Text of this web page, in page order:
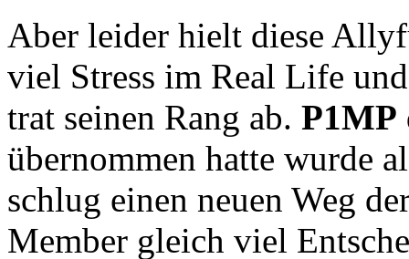
Aber leider hielt diese
viel Stress im Real Life
trat seinen Rang ab. P1MP
übernommen hatte wurde
schlug einen neuen Weg
Member gleich viel